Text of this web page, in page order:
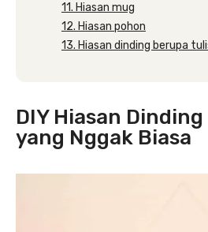
11. Hiasan mug
12. Hiasan pohon
13. Hiasan dinding berupa
DIY Hiasan
yang Nggak Biasa